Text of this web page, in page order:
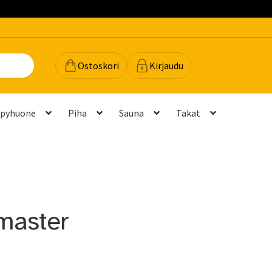
Ostoskori Kirjaudu
Piha Sauna
Takat
ja mittatilausratkaisut